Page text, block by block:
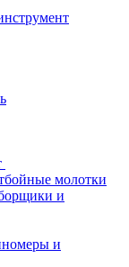
молотки
и
и